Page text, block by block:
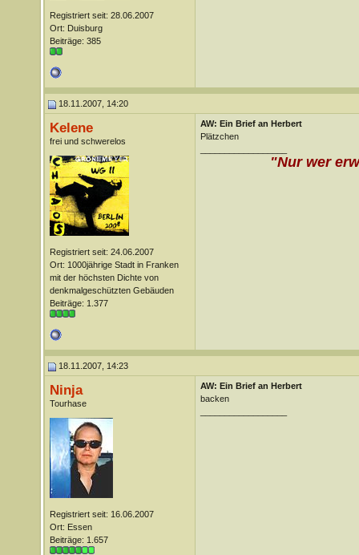
Registriert seit: 28.06.2007
Ort: Duisburg
Beiträge: 385
18.11.2007, 14:20
Kelene
frei und schwerelos
Registriert seit: 24.06.2007
Ort: 1000jährige Stadt in Franken
mit der höchsten Dichte von
denkmalgeschützten Gebäuden
Beiträge: 1.377
AW: Ein Brief an Herbert
Plätzchen
"Nur wer
18.11.2007, 14:23
Ninja
Tourhase
Registriert seit: 16.06.2007
Ort: Essen
Beiträge: 1.657
AW: Ein Brief an Herbert
backen